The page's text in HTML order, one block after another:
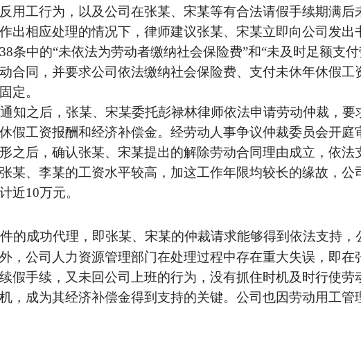
用工行为，以及公司在张某、宋某等有合法请假手续期满后
出相应处理的情况下，律师建议张某、宋某立即向公司发出
条中的“未依法为劳动者缴纳社会保险费”和“未及时足额支
合同，并要求公司依法缴纳社会保险费、支付未休年休假工
定。
知之后，张某、宋某委托彭禄林律师依法申请劳动仲裁，要
假工资报酬和经济补偿金。经劳动人事争议仲裁委员会开庭
之后，确认张某、宋某提出的解除劳动合同理由成立，依法
某、李某的工资水平较高，加这工作年限均较长的缘故，公
近10万元。
件的成功代理，即张某、宋某的仲裁请求能够得到依法支持
，公司人力资源管理部门在处理过程中存在重大失误，即在
假手续，又未回公司上班的行为，没有抓住时机及时行使劳
，成为其经济补偿金得到支持的关键。公司也因劳动用工管